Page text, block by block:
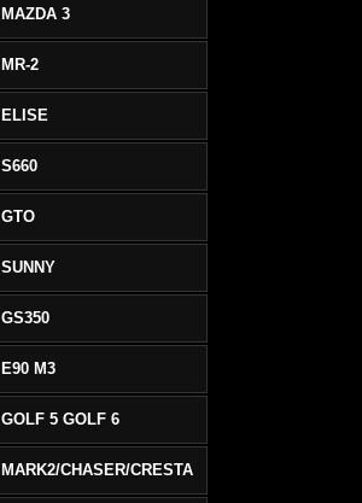
MAZDA 3
MR-2
ELISE
S660
GTO
SUNNY
GS350
E90 M3
GOLF 5 GOLF 6
MARK2/CHASER/CRESTA